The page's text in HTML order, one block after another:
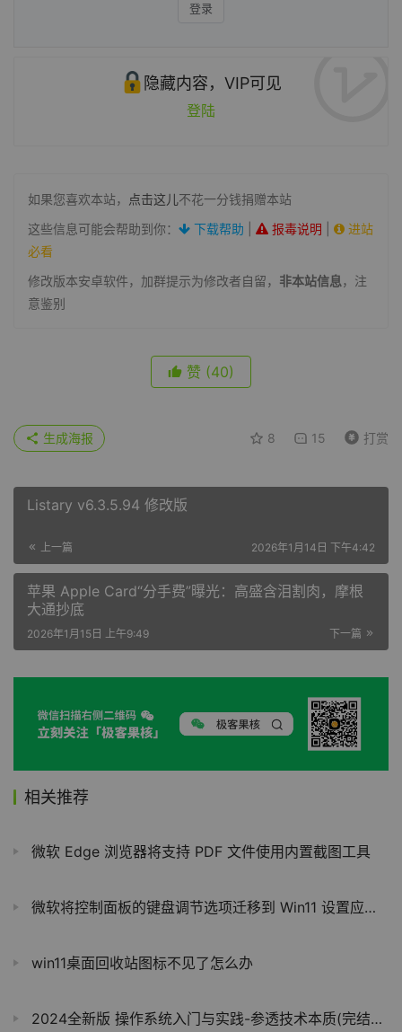
登录
隐藏内容，VIP可见
登陆
如果您喜欢本站， 点击这儿不花一分钱捐赠本站
这些信息可能会帮助到你：
下载帮助 报毒说明
进站
必看
修改版本安卓软件，加群提示为修改者自留， 非本站信息，注
意鉴别
赞 (40)
8 15 打赏
生成海报
Listary v6.3.5.94 修改版
上一篇 2026年1月14日 下午4:42
苹果 Apple Card“分手费”曝光：高盛含泪割肉，摩根
大通抄底
下一篇
2026年1月15日 上午9:49
相关推荐
微软 Edge 浏览器将支持 PDF 文件使用内置截图工具
微软将控制面板的键盘调节选项迁移到 Win11 设置应用中
win11桌面回收站图标不见了怎么办
2024全新版 操作系统入门与实践-参透技术本质(完结无密)